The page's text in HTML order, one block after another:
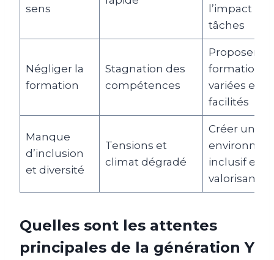
sens
l’impact des
tâches
Négliger la
formation
Stagnation des
compétences
Proposer
formations
variées et
facilités
Manque
d’inclusion
et diversité
Tensions et
climat dégradé
Créer un
inclusif et
valorisant
Quelles sont les attentes
principales de la génération Y